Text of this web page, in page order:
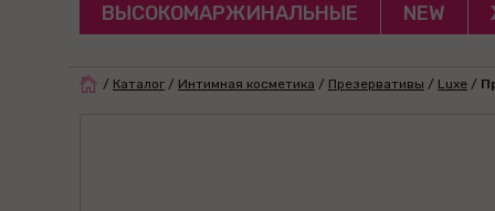
ВЫСОКОМАРЖИНАЛЬНЫЕ NEW
/ Каталог / Интимная косметика / Презервативы / Luxe /